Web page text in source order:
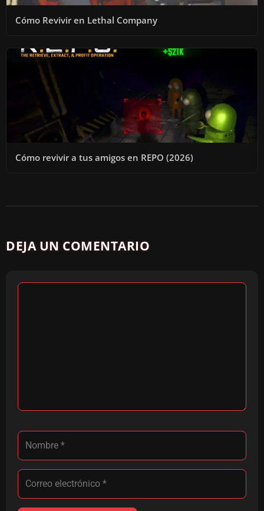
Cómo Revivir en Lethal Company
Cómo revivir a tus amigos en REPO (2026)
DEJA UN COMENTARIO